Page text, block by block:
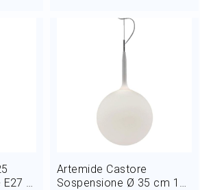
Ø
Artemide Castore
Sospensione Ø 35 cm 1